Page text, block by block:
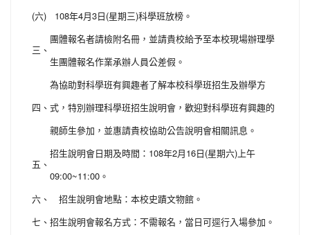
(六)
108年4月3日(星期三)科學班放榜。
三、
團體報名者請檢附名冊，並請貴校給予至本校現場辦理學
生團體報名作業承辦人員公差假。
四、
為協助對科學班有興趣者了解本校科學班招生及辦學方
式，特別辦理科學班招生說明會，歡迎對科學班有興趣的
親師生參加，並惠請貴校協助公告說明會相關訊息。
五、
招生說明會日期及時間：108年2月16日(星期六)上午
09:00~11:00。
六、
招生說明會地點：本校史蹟文物館。
七、 招生說明會報名方式：不需報名，當日可逕行入場參加。